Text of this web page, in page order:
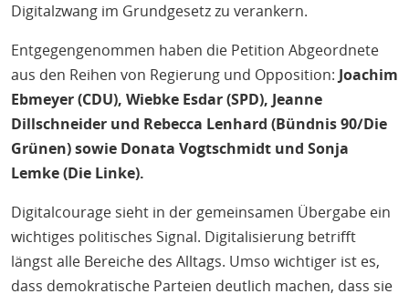
Digitalzwang im Grundgesetz zu verankern.
Entgegengenommen haben die Petition Abgeordnete
aus den Reihen von Regierung und Opposition: Joachim
Ebmeyer (CDU), Wiebke Esdar (SPD), Jeanne
Dillschneider und Rebecca Lenhard (Bündnis 90/Die
Grünen) sowie Donata Vogtschmidt und Sonja
Lemke (Die Linke).
Digitalcourage sieht in der gemeinsamen Übergabe ein
wichtiges politisches Signal. Digitalisierung betrifft
längst alle Bereiche des Alltags. Umso wichtiger ist es,
dass demokratische Parteien deutlich machen, dass sie